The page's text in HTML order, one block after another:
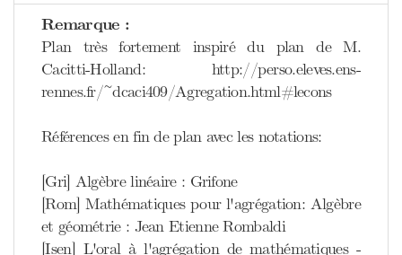
Remarque :
Plan très fortement inspiré du plan de M.
Cacitti-Holland: http://perso.eleves.ens-
rennes.fr/~dcaci409/Agregation.html#lecons
Références en fin de plan avec les notations:
[Gri] Algèbre linéaire : Grifone
[Rom] Mathématiques pour l'agrégation: Algèbre
et géométrie : Jean Etienne Rombaldi
[Isen] L'oral à l'agrégation de mathématiques -